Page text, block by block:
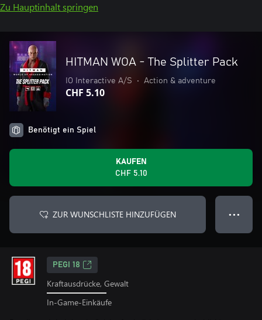
Zu Hauptinhalt springen
HITMAN WOA - The Splitter Pack
IO Interactive A/S • Action & adventure
CHF 5.10
Benötigt ein Spiel
KAUFEN
CHF 5.10
ZUR WUNSCHLISTE HINZUFÜGEN ● ● ●
PEGI 18
Kraftausdrücke, Gewalt
In-Game-Einkäufe